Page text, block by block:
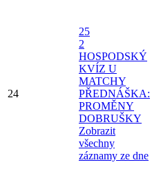
24
25
2
HOSPODSKÝ
KVÍZ U
MATCHY
PŘEDNÁŠKA:
PROMĚNY
DOBRUŠKY
Zobrazit
všechny
záznamy ze dne